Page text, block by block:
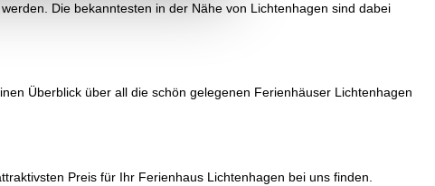
Die bekanntesten in der Nähe von Lichtenhagen sind dabei
Überblick über all die schön gelegenen Ferienhäuser Lichtenhagen
Preis für Ihr Ferienhaus Lichtenhagen bei uns finden.